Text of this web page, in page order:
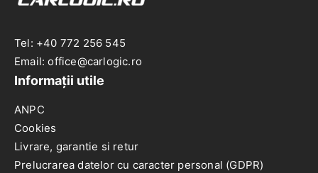
Tel: +40 772 256 545
Email: office@carlogic.ro
Informații utile
ANPC
Cookies
Livrare, garantie si retur
Prelucrarea datelor cu caracter personal (GDPR)